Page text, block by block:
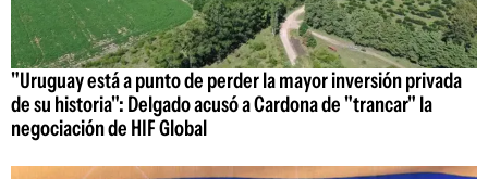
"Uruguay está a punto de perder la mayor inversión privada
de su historia": Delgado acusó a Cardona de "trancar" la
negociación de HIF Global